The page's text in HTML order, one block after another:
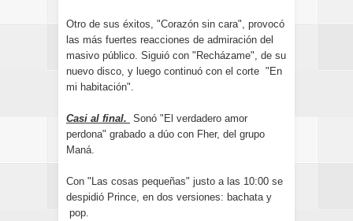
Otro de sus éxitos, "Corazón sin cara", provocó
las más fuertes reacciones de admiración del
masivo público. Siguió con "Recházame", de su
nuevo disco, y luego continuó con el corte "En
mi habitación".
Casi al final. Sonó "El verdadero amor
perdona" grabado a dúo con Fher, del grupo
Maná.
Con "Las cosas pequeñas" justo a las 10:00 se
despidió Prince, en dos versiones: bachata y
pop.